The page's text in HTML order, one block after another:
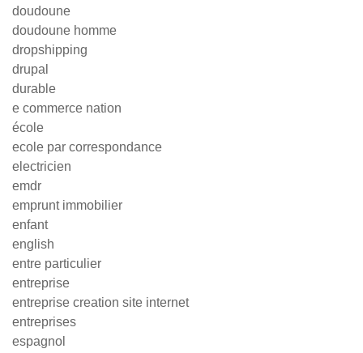
doudoune
doudoune homme
dropshipping
drupal
durable
e commerce nation
école
ecole par correspondance
electricien
emdr
emprunt immobilier
enfant
english
entre particulier
entreprise
entreprise creation site internet
entreprises
espagnol